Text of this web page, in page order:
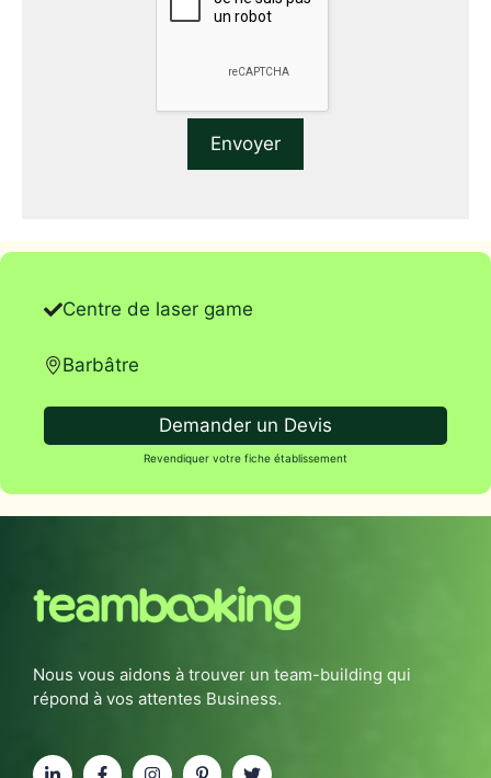
Centre de laser game
Barbâtre
Demander un Devis
Revendiquer votre fiche établissement
Nous vous aidons à trouver un team-building qui
répond à vos attentes Business.